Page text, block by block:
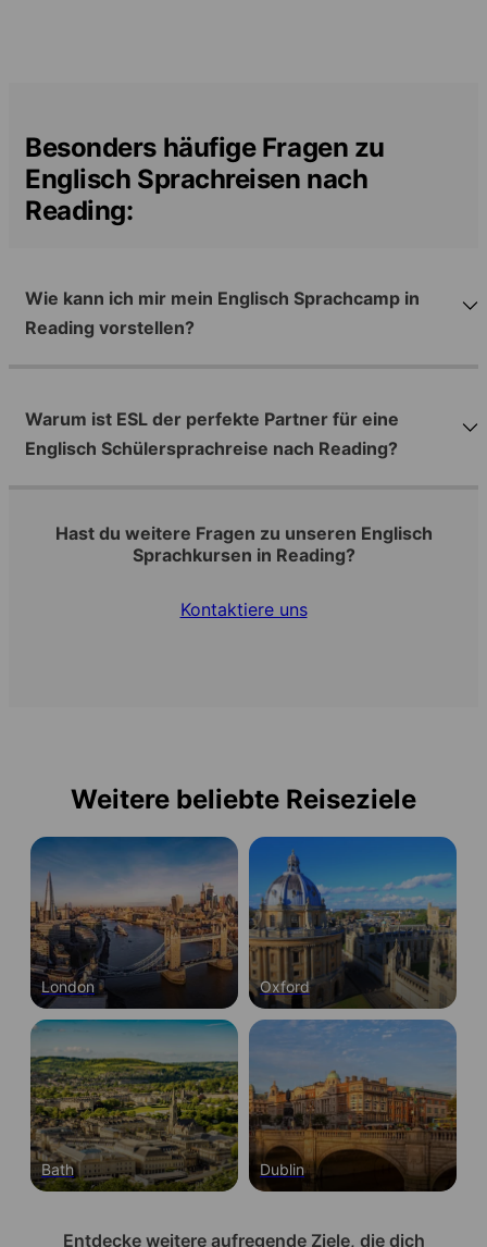
Besonders häufige Fragen zu
Englisch Sprachreisen nach
Reading:
Wie kann ich mir mein Englisch Sprachcamp in
Reading vorstellen?
Warum ist ESL der perfekte Partner für eine
Englisch Schülersprachreise nach Reading?
Hast du weitere Fragen zu unseren Englisch
Sprachkursen in Reading?
Kontaktiere uns
Weitere beliebte Reiseziele
London Oxford
Bath Dublin
Entdecke weitere aufregende Ziele, die dich